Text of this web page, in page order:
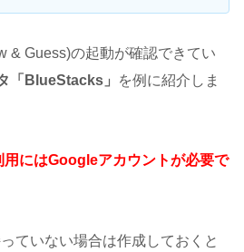
& Guess)の起動が確認できてい
「BlueStacks」
を例に紹介しま
にはGoogleアカウントが必要で
ていない場合は作成しておくと